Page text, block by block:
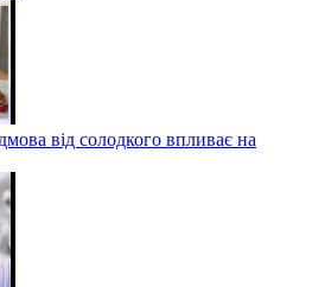
від солодкого впливає на